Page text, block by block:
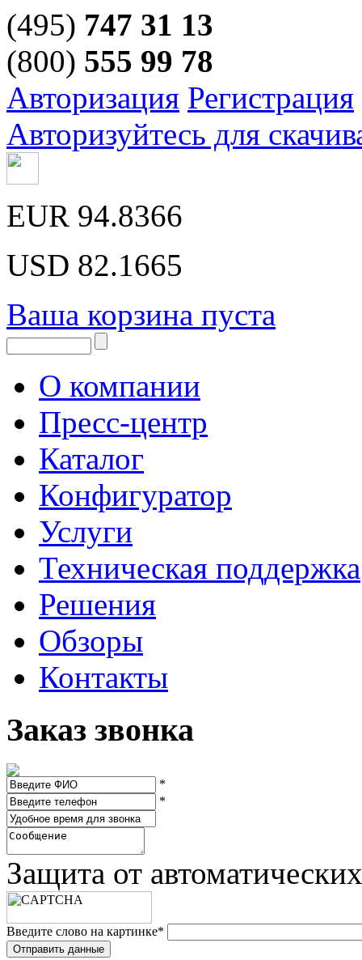
(495) 747 31 13
(800) 555 99 78
Авторизация Регистрация
Авторизуйтесь для
EUR 94.8366
USD 82.1665
Ваша корзина пуста
О компании
Пресс-центр
Каталог
Конфигуратор
Услуги
Техническая поддержка
Решения
Обзоры
Контакты
Заказ звонка
*
*
Защита от
Введите слово на картинке*